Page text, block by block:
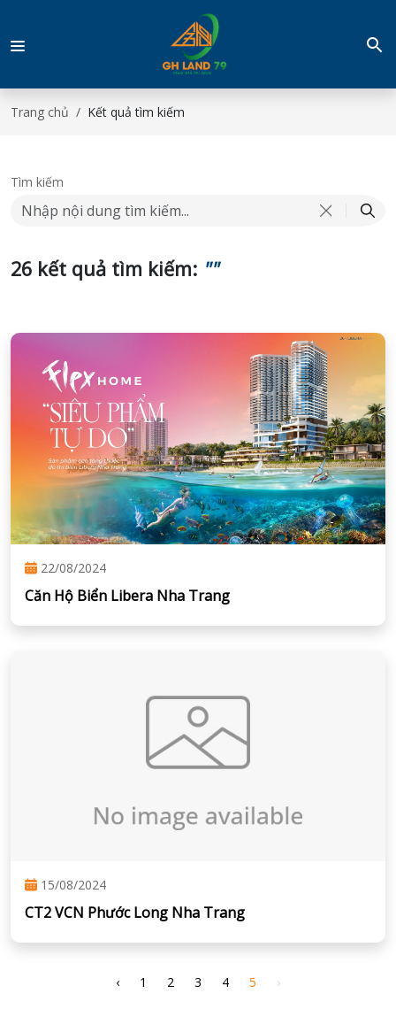
Trang chủ Kết quả tìm kiếm
Tìm kiếm
26 kết quả tìm kiếm: ""
22/08/2024
Căn Hộ Biển Libera Nha Trang
15/08/2024
CT2 VCN Phước Long Nha Trang
‹ 1 2 3 4 5 ›